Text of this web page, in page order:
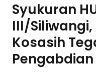
Syukuran
III/Siliwangi,
Kosasih
Pengabdian